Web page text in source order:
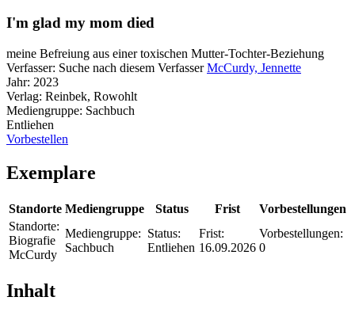
I'm glad my mom died
meine Befreiung aus einer toxischen Mutter-Tochter-Beziehung
Verfasser: Suche nach diesem Verfasser McCurdy, Jennette
Jahr: 2023
Verlag: Reinbek, Rowohlt
Mediengruppe: Sachbuch
Entliehen
Vorbestellen
Exemplare
Standorte Mediengruppe Status Frist
Vorbestellungen
Standorte:
Biografie
McCurdy
Mediengruppe:
Sachbuch
Status:
Entliehen
Frist:
16.09.2026
Vorbestellungen:
0
Inhalt